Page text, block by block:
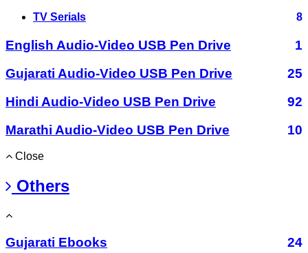
TV Serials 8
English Audio-Video USB Pen Drive
1
Gujarati Audio-Video USB Pen Drive
25
Hindi Audio-Video USB Pen Drive
92
Marathi Audio-Video USB Pen Drive
10
Close
Others
Gujarati Ebooks
24